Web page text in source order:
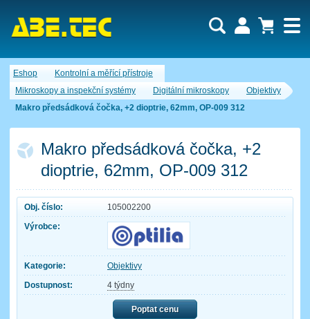
Eshop
Kontrolní a měřící přístroje
Mikroskopy a inspekční systémy
Digitální mikroskopy
Objektivy
Makro předsádková čočka, +2 dioptrie, 62mm, OP-009 312
Makro předsádková čočka, +2
dioptrie, 62mm, OP-009 312
Obj. číslo:
105002200
Výrobce:
Kategorie:
Objektivy
Dostupnost:
4 týdny
Poptat cenu
Nákupní košík je momentálně prázdný.
Obsah košíku
Počet produktů:0
Cena celkem:0,00 CZK
Uživatel:
Heslo:
Zapomenuté heslo Nová registrace